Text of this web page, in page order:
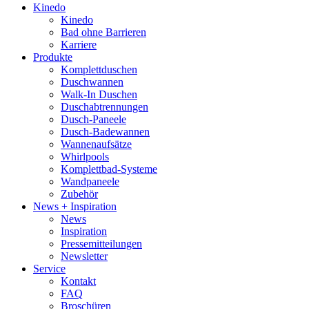
Kinedo
Kinedo
Bad ohne Barrieren
Karriere
Produkte
Komplettduschen
Duschwannen
Walk-In Duschen
Duschabtrennungen
Dusch-Paneele
Dusch-Badewannen
Wannenaufsätze
Whirlpools
Komplettbad-Systeme
Wandpaneele
Zubehör
News + Inspiration
News
Inspiration
Pressemitteilungen
Newsletter
Service
Kontakt
FAQ
Broschüren